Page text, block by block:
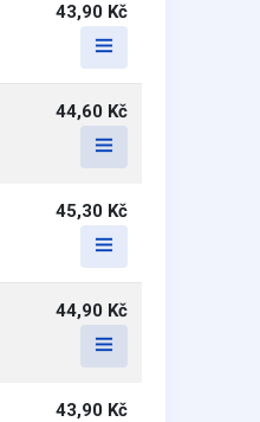
43,90 Kč
44,60 Kč
45,30 Kč
44,90 Kč
43,90 Kč